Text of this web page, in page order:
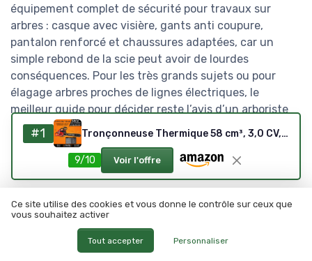
équipement complet de sécurité pour travaux sur
arbres : casque avec visière, gants anti coupure,
pantalon renforcé et chaussures adaptées, car un
simple rebond de la scie peut avoir de lourdes
conséquences. Pour les très grands sujets ou pour
élagage arbres proches de lignes électriques, le
meilleur guide pour décider reste l’avis d’un arboriste
grimpeur qualifié, qui dispose des outils élagage
professionnels et des compétences nécessaires pour
tailler sans danger.
Affûtage, entretien des lames et
longévité des outils d’élagage
Un outil émoussé n’est jamais parmi les meilleurs outils
#1 Tronçonneuse Thermique 58 cm³, 3,0 CV, Guide 51 cm, Tronçonneuse à Essence, Moteur 2 Temps, avec Huileur Automatique, pour Coupe de Bois, Élagage de Branches des Arbres
9/10 Voir l'offre
Ce site utilise des cookies et vous donne le contrôle sur ceux que
vous souhaitez activer
Tout accepter Personnaliser